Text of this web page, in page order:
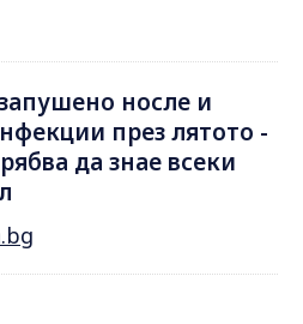
носле и
през лятотo -
да знае всеки